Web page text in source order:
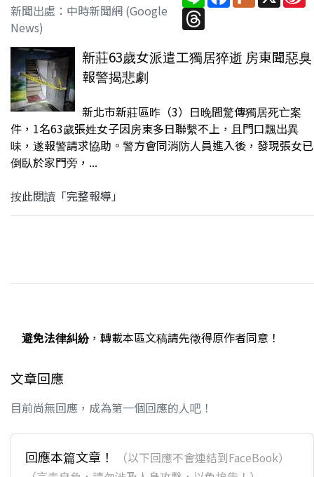
新聞出處：中時新聞網 (Google
News)
Threads
新莊63歲女派遣工獨居猝逝 房東聞惡臭
報警揭悲劇
新北市新莊區昨（3）日晚間驚傳獨居死亡案
件，1名63歲張姓女子因房東多日聯繫不上，且門口飄出異
味，遂報警請求協助。警方會同消防人員進入後，發現張女已
倒臥於家門旁，...
按此閱讀「完整報導」
避免法律糾紛，轉載本區文稿請先徵得原作者同意！
文章回應
目前尚無回應，成為第一個回應的人吧！
回應本篇文章！
（以下回應不會連結到FaceBook）